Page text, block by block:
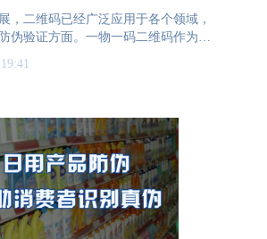
，二维码已经广泛应用于各个领域，
伪验证方面。一物一码二维码作为一
的固定二维码不同，一物一码二维码